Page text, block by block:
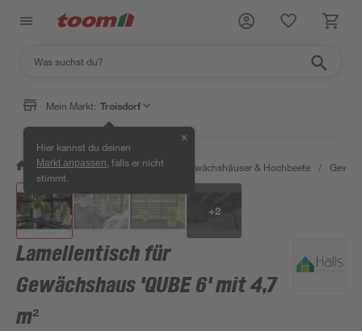
Mein Markt: Troisdorf
Hier kannst du deinen
Markt anpassen , falls er nicht
stimmt.
✕
/ Garten & Freizeit / Anzucht, Gewächshäuser & Hochbeete /
+2
Lamellentisch für
Gewächshaus 'QUBE 6' mit 4,7
m²